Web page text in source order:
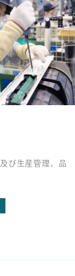
元に赴き、修理
指導など、お客
です。サービス
メーカー唯一の
て、自身の技術や
かかわっている
空調サービスの
おけるサービス
プデスクやサー
世界中のサービ
ウハウを駆使し
ス技術オリンピ
ニヤニヤしてい
び生産管理、品
て】
て自動化を追求
業を繰り広げて